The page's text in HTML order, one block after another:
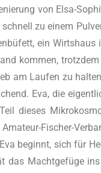
von Elsa-
zu einem
ein Wirts­haus
kom­men,
am Lau­fen zu
Eva, die
die­ses
Fischer-
beginnt, sich für
das Macht­ge­fü­ge